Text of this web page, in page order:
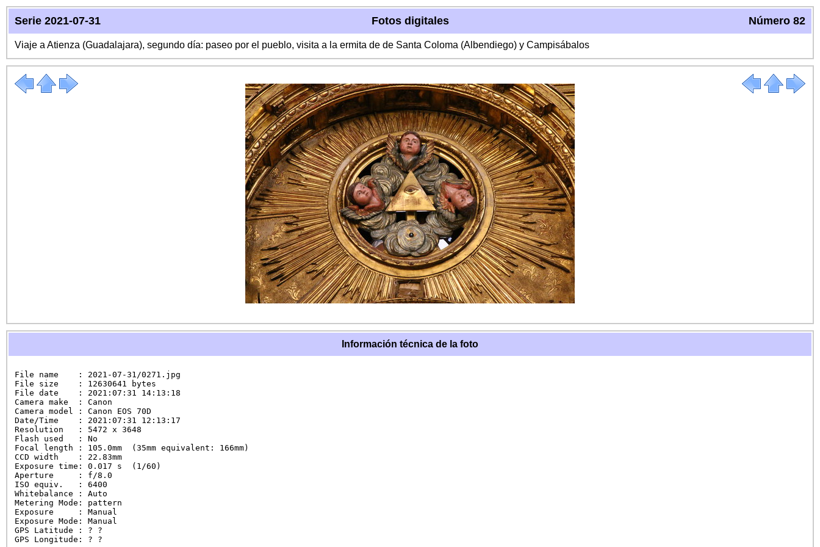
Serie 2021-07-31 Número 82
Fotos digitales
Viaje a Atienza (Guadalajara), segundo día: paseo por el pueblo, visita a la ermita de de Santa Coloma (Albendiego) y Campisábalos
Información técnica de la foto
File name    : 2021-07-31/0271.jpg
File size    : 12630641 bytes
File date    : 2021:07:31 14:13:18
Camera make  : Canon
Camera model : Canon EOS 70D
Date/Time    : 2021:07:31 12:13:17
Resolution   : 5472 x 3648
Flash used   : No
Focal length : 105.0mm  (35mm equivalent: 166mm)
CCD width    : 22.83mm
Exposure time: 0.017 s  (1/60)
Aperture     : f/8.0
ISO equiv.   : 6400
Whitebalance : Auto
Metering Mode: pattern
Exposure     : Manual
Exposure Mode: Manual
GPS Latitude : ? ?
GPS Longitude: ? ?